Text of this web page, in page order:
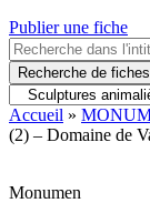
Publier une fiche
Recherche de fiches
Accueil »
(2) – Domaine de
Monumen